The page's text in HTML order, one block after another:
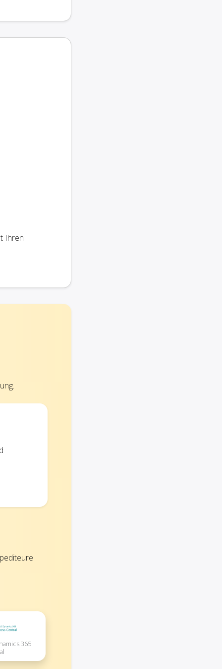
Ihren
365